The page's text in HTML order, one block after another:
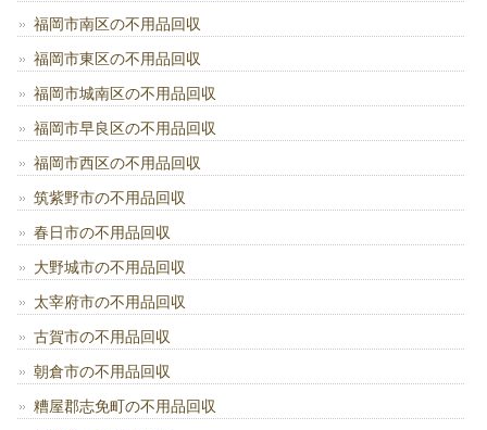
福岡市南区の不用品回収
福岡市東区の不用品回収
福岡市城南区の不用品回収
福岡市早良区の不用品回収
福岡市西区の不用品回収
筑紫野市の不用品回収
春日市の不用品回収
大野城市の不用品回収
太宰府市の不用品回収
古賀市の不用品回収
朝倉市の不用品回収
糟屋郡志免町の不用品回収